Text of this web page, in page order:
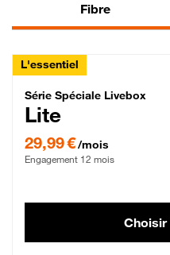
Fibre
L'essentiel
Série Spéciale
Série Spéciale Livebox
Lite
29,99 €/mois
Engagement 12 mois